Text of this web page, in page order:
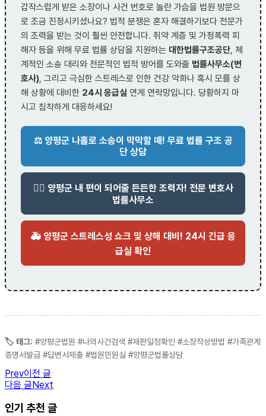
갑작스럽게 받은 소장이나 사건 번호로 놀란 가슴을 법원 방문으
로 조금 진정시키셨나요? 법적 분쟁은 혼자 해결하기보다 전문가
의 조력을 받는 것이 훨씬 안전합니다. 취약 계층 및 가정폭력 피
해자 등을 위해 무료 법률 상담을 지원하는 대한법률구조공단 , 체
계적인 소송 대리와 전문적인 법적 방어를 도와줄 법률사무소(변
호사) , 그리고 극심한 스트레스로 인한 건강 악화나 혹시 모를 상
해 상황에 대비한 24시 응급실 연계 연락망입니다. 당황하지 마
시고 침착하게 대응하세요!
⚖️ 양평군 나홀로 소송이 막막할 때! 무료 법률 구조 공
단 상담
👨‍⚖️ 양평군 내 편이 되어줄 든든한 조력자! 전문 변호사
법률사무소
🚑 양평군 스트레스성 쇼크 및 상해 대비! 24시 긴급 응
급실 확인
🏷️ 태그: #양평군법원 #나의사건검색 #재판일정확인 #소장작성방법 #가족관계
증명서발급 #답변서제출 #법원민원실 #양평군법률상담
Prev이전 글
다음 글Next
인기 추천 글